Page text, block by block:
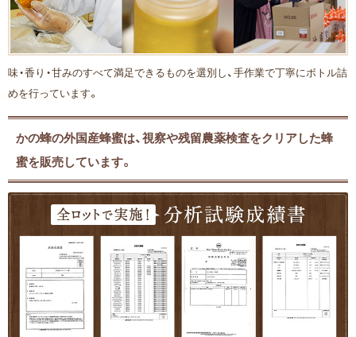
味・香り・甘みのすべて満足できるものを選別し、手作業で丁寧にボトル詰
めを行っています。
かの蜂の外国産蜂蜜は、視察や残留農薬検査をクリアした蜂
蜜を販売しています。